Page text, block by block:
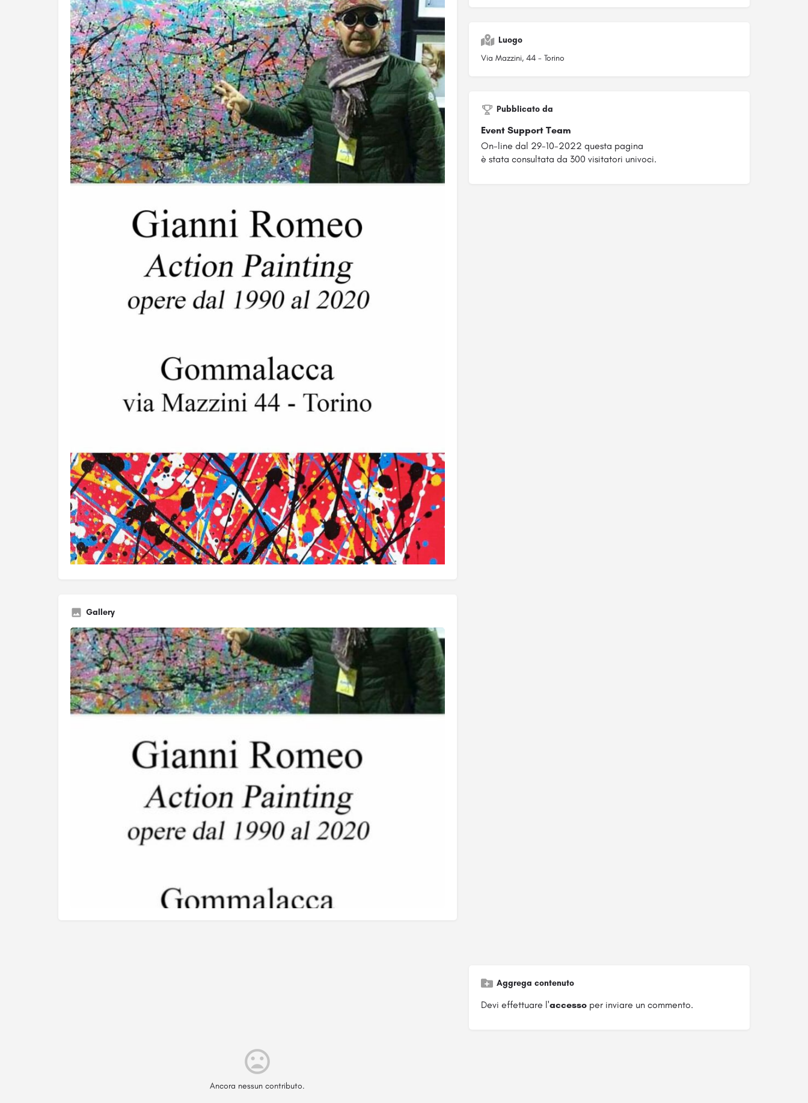
Gallery
Luogo
Via Mazzini, 44 - Torino
Pubblicato da
Event Support Team
On-line dal 29-10-2022 questa pagina
è stata consultata da 300 visitatori univoci.
Ancora nessun contributo.
Aggrega contenuto
Devi effettuare l'accessoper inviare un commento.